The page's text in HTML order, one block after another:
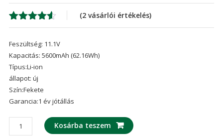
Értékelés
ből,
2
értékelés
alapján
(2 vásárlói értékelés)
Feszültség: 11.1V
Kapacitás: 5600mAh (62.16Wh)
Típus:Li-ion
állapot: új
Szín:Fekete
Garancia:1 év jótállás
laptop
akku/akkumulátor
Kosárba teszem